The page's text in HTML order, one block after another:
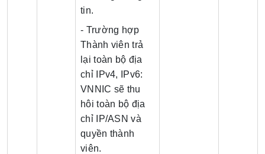
tin.
- Trường hợp
Thành viên trả
lại toàn bộ địa
chỉ IPv4, IPv6:
VNNIC sẽ thu
hôi toàn bộ địa
chỉ IP/ASN và
quyền thành
viên.